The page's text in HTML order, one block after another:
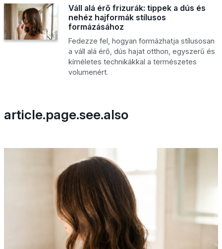
Váll alá érő frizurák: tippek a dús és
nehéz hajformák stílusos
formázásához
Fedezze fel, hogyan formázhatja stílusosan
a váll alá érő, dús hajat otthon, egyszerű és
kíméletes technikákkal a természetes
volumenért.
article.page.see.also